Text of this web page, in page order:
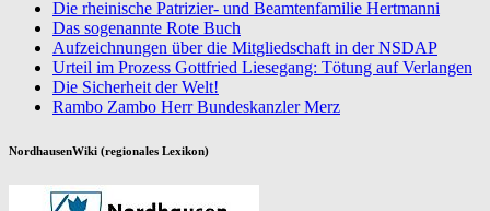
Die rheinische Patrizier- und Beamtenfamilie Hertmanni
Das sogenannte Rote Buch
Aufzeichnungen über die Mitgliedschaft in der NSDAP
Urteil im Prozess Gottfried Liesegang: Tötung auf Verlangen
Die Sicherheit der Welt!
Rambo Zambo Herr Bundeskanzler Merz
NordhausenWiki (regionales Lexikon)